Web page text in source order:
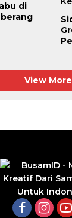
di
View More